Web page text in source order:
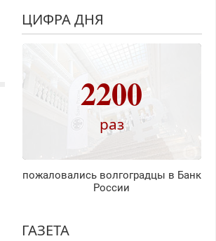
ЦИФРА ДНЯ
2200
раз
пожаловались волгоградцы в Банк
России
ГАЗЕТА